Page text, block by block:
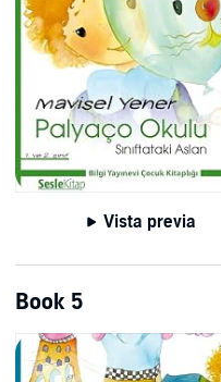
Vista previa
Book 5